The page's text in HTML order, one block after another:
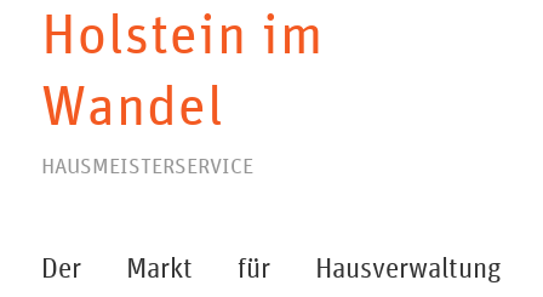
Holstein im
Wandel
HAUSMEISTERSERVICE
Der Markt für Hausverwaltung